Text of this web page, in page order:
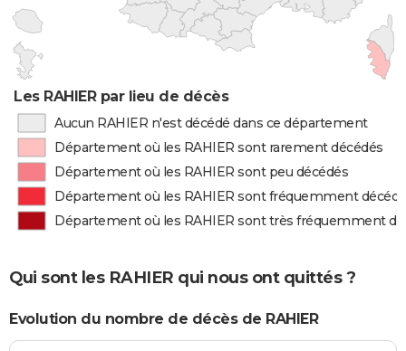
Les RAHIER par lieu de décès
Aucun RAHIER n'est décédé dans ce département
Département où les RAHIER sont rarement décédés
Département où les RAHIER sont peu décédés
Département où les RAHIER sont fréquemment
Département où les RAHIER sont très fréquemment
Qui sont les RAHIER qui nous ont quittés ?
Evolution du nombre de décès de RAHIER